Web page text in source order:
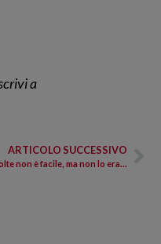
a
ARTICOLO SUCCESSIVO
A volte non è facile, ma non lo era neanche prima